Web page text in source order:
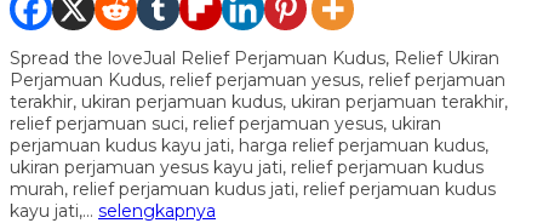
Spread the loveJual Relief Perjamuan Kudus, Relief Ukiran
Perjamuan Kudus, relief perjamuan yesus, relief perjamuan
terakhir, ukiran perjamuan kudus, ukiran perjamuan terakhir,
relief perjamuan suci, relief perjamuan yesus, ukiran
perjamuan kudus kayu jati, harga relief perjamuan kudus,
ukiran perjamuan yesus kayu jati, relief perjamuan kudus
murah, relief perjamuan kudus jati, relief perjamuan kudus
kayu jati,… selengkapnya